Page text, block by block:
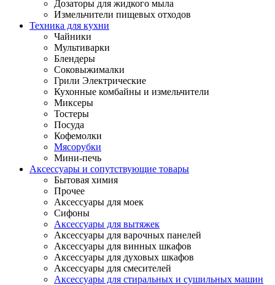
Дозаторы для жидкого мыла
Измельчители пищевых отходов
Техника для кухни
Чайники
Мультиварки
Блендеры
Соковыжималки
Грили Электрические
Кухонные комбайны и измельчители
Миксеры
Тостеры
Посуда
Кофемолки
Мясорубки
Мини-печь
Аксессуары и сопутствующие товары
Бытовая химия
Прочее
Аксессуары для моек
Сифоны
Аксессуары для вытяжек
Аксессуары для варочных панелей
Аксессуары для винных шкафов
Аксессуары для духовых шкафов
Аксессуары для смесителей
Аксессуары для стиральных и сушильных машин